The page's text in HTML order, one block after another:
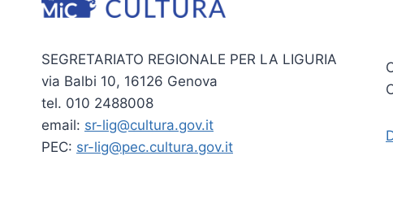
SEGRETARIATO REGIONALE PER LA LIGURIA
via Balbi 10, 16126 Genova
tel. 010 2488008
email: sr-lig@cultura.gov.it
PEC: sr-lig@pec.cultura.gov.it